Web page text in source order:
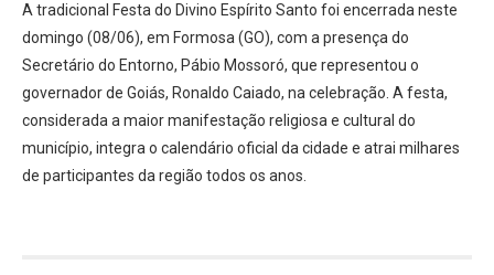
A tradicional Festa do Divino Espírito Santo foi encerrada neste
domingo (08/06), em Formosa (GO), com a presença do
Secretário do Entorno, Pábio Mossoró, que representou o
governador de Goiás, Ronaldo Caiado, na celebração. A festa,
considerada a maior manifestação religiosa e cultural do
município, integra o calendário oficial da cidade e atrai milhares
de participantes da região todos os anos.